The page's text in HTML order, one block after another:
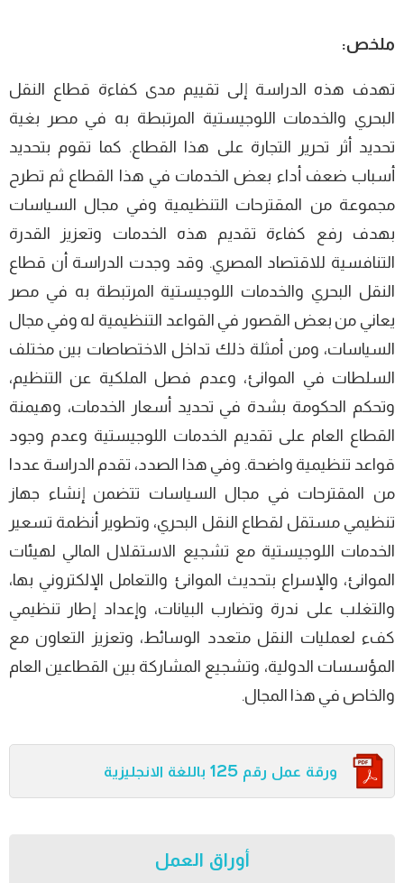
ملخص:
تھدف ھذه الدراسة إلى تقييم مدى كفاءة قطاع النقل
البحري والخدمات اللوجيستية المرتبطة به في مصر بغية
تحديد أثر تحرير التجارة على ھذا القطاع. كما تقوم بتحديد
أسباب ضعف أداء بعض الخدمات في ھذا القطاع ثم تطرح
مجموعة من المقترحات التنظيمية وفي مجال السياسات
بھدف رفع كفاءة تقديم ھذه الخدمات وتعزيز القدرة
التنافسية للاقتصاد المصري. وقد وجدت الدراسة أن قطاع
النقل البحري والخدمات اللوجيستية المرتبطة به في مصر
يعاني من بعض القصور في القواعد التنظيمية له وفي مجال
السياسات، ومن أمثلة ذلك تداخل الاختصاصات بين مختلف
السلطات في الموانئ، وعدم فصل الملكية عن التنظيم،
وتحكم الحكومة بشدة في تحديد أسعار الخدمات، وھيمنة
القطاع العام على تقديم الخدمات اللوجيستية وعدم وجود
قواعد تنظيمية واضحة. وفي ھذا الصدد، تقدم الدراسة عددا
من المقترحات في مجال السياسات تتضمن إنشاء جھاز
تنظيمي مستقل لقطاع النقل البحري، وتطوير أنظمة تسعير
الخدمات اللوجيستية مع تشجيع الاستقلال المالي لھيئات
الموانئ، والإسراع بتحديث الموانئ والتعامل الإلكتروني بھا،
والتغلب على ندرة وتضارب البيانات، وإعداد إطار تنظيمي
كفء لعمليات النقل متعدد الوسائط، وتعزيز التعاون مع
المؤسسات الدولية، وتشجيع المشاركة بين القطاعين العام
والخاص في ھذا المجال.
ورقة عمل رقم 125 باللغة الانجليزية
أوراق العمل